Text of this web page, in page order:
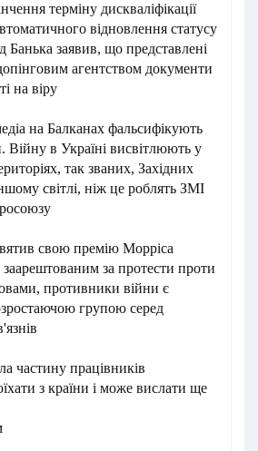
терміну дискваліфікації
відновлення статусу
заявив, що представлені
агентством документи
на віру
на Балканах фальсифікують
Війну в Україні висвітлюють у
так званих, Західних
світлі, ніж це роблять ЗМІ
свою премію Морріса
за протести проти
противники війни є
групою серед
частину працівників
з країни і може вислати ще